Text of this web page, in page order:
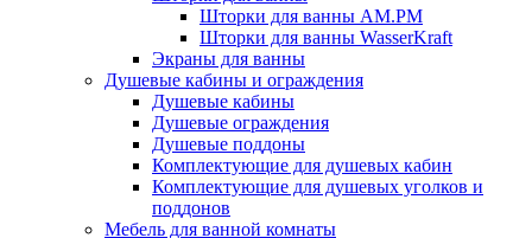
Шторки для ванны AM.PM
Шторки для ванны WasserKraft
Экраны для ванны
Душевые кабины и ограждения
Душевые кабины
Душевые ограждения
Душевые поддоны
Комплектующие для душевых кабин
Комплектующие для душевых уголков и
поддонов
Мебель для ванной комнаты